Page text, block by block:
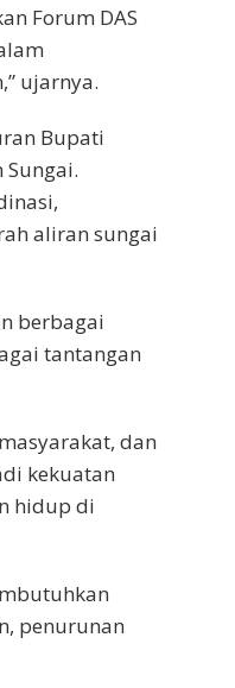
Forum DAS
ujarnya.
Bupati
aliran sungai
berbagai
tantangan
dan
kekuatan
hidup di
penurunan